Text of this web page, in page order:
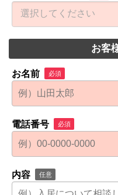
お客
お名前 必須
電話番号 必須
内容 任意